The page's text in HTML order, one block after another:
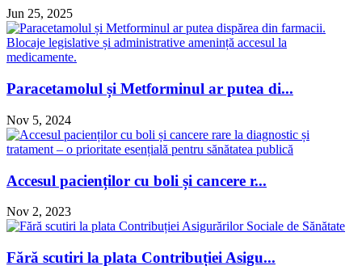
Jun 25, 2025
Paracetamolul și Metforminul ar putea di...
Nov 5, 2024
Accesul pacienților cu boli și cancere r...
Nov 2, 2023
Fără scutiri la plata Contribuției Asigu...